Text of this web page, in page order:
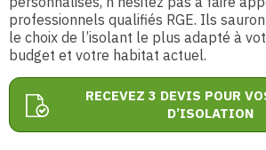
professionnels qualifiés RGE. Ils
le choix de l’isolant le plus adapté à
budget et votre habitat actuel.
RECEVEZ 3 DEVIS POUR
D’ISOLATION